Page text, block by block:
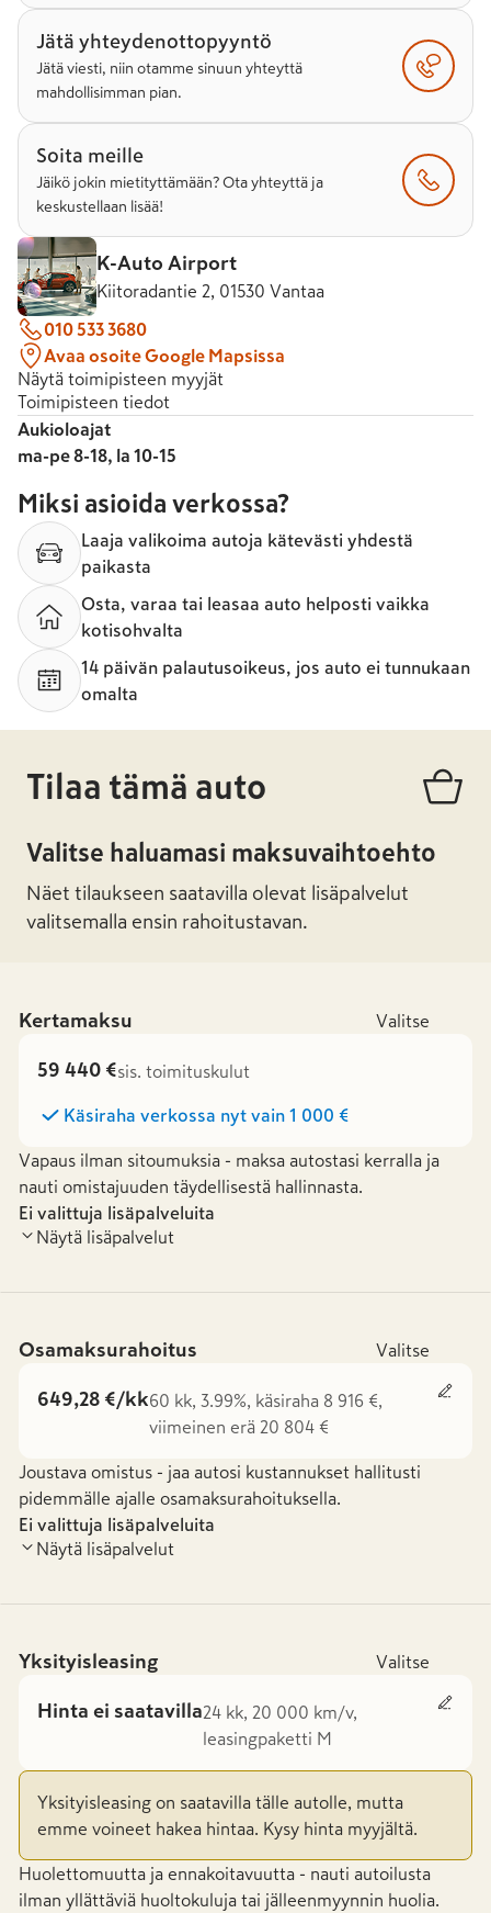
Jätä yhteydenottopyyntö
Jätä viesti, niin otamme sinuun yhteyttä
mahdollisimman pian.
Soita meille
Jäikö jokin mietityttämään? Ota yhteyttä ja
keskustellaan lisää!
K-Auto Airport
Kiitoradantie 2, 01530 Vantaa
010 533 3680
Avaa osoite Google Mapsissa
Näytä toimipisteen myyjät
Toimipisteen tiedot
Aukioloajat
ma-pe 8-18, la 10-15
Miksi asioida verkossa?
Laaja valikoima autoja kätevästi yhdestä
paikasta
Osta, varaa tai leasaa auto helposti vaikka
kotisohvalta
14 päivän palautusoikeus, jos auto ei tunnukaan
omalta
Tilaa tämä auto
Valitse haluamasi maksuvaihtoehto
Näet tilaukseen saatavilla olevat lisäpalvelut
valitsemalla ensin rahoitustavan.
Kertamaksu Valitse
59 440 €sis. toimituskulut
Käsiraha verkossa nyt vain 1 000 €
Vapaus ilman sitoumuksia - maksa autostasi kerralla ja
nauti omistajuuden täydellisestä hallinnasta.
Ei valittuja lisäpalveluita
Näytä lisäpalvelut
Osamaksurahoitus Valitse
649,28 €/kk60 kk, 3.99%, käsiraha 8 916 €,
viimeinen erä 20 804 €
Joustava omistus - jaa autosi kustannukset hallitusti
pidemmälle ajalle osamaksurahoituksella.
Ei valittuja lisäpalveluita
Näytä lisäpalvelut
Yksityisleasing Valitse
Hinta ei saatavilla24 kk, 20 000 km/v,
leasingpaketti M
Yksityisleasing on saatavilla tälle autolle, mutta
emme voineet hakea hintaa. Kysy hinta myyjältä.
Huolettomuutta ja ennakoitavuutta - nauti autoilusta
ilman yllättäviä huoltokuluja tai jälleenmyynnin huolia.